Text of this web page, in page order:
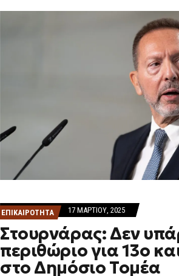
ΕΠΙΚΑΙΡΟΤΗΤΑ 17 ΜΑΡΤΊΟΥ, 2025
Στουρνάρας: Δεν
περιθώριο για 13ο
στο Δημόσιο Τομέα